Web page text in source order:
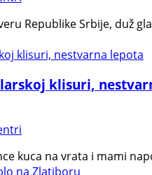
Republike Srbije, duž
klisuri,
kuca na vrata i mami